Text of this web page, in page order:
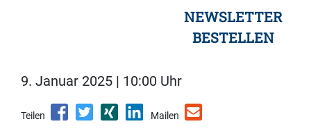
NEWSLETTER
BESTELLEN
9. Januar 2025 | 10:00 Uhr
Teilen Mailen